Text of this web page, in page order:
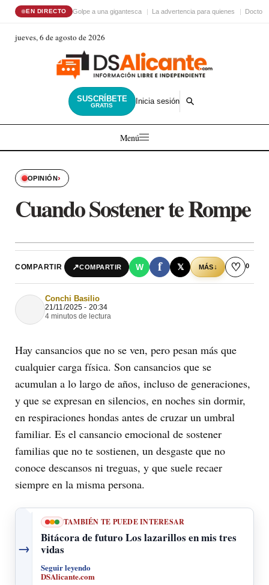
EN DIRECTO Golpe a una gigantesca La advertencia para quienes Doctor
jueves, 6 de agosto de 2026
SUSCRÍBETE
GRATIS Inicia sesión
Menú
OPINIÓN›
Cuando Sostener te Rompe
COMPARTIR ↗COMPARTIR W f 𝕏 MÁS↓ ♡ 0
Conchi Basilio
21/11/2025 - 20:34
4 minutos de lectura
Hay cansancios que no se ven, pero pesan más que
cualquier carga física. Son cansancios que se
acumulan a lo largo de años, incluso de generaciones,
y que se expresan en silencios, en noches sin dormir,
en respiraciones hondas antes de cruzar un umbral
familiar. Es el cansancio emocional de sostener
familias que no te sostienen, un desgaste que no
conoce descansos ni treguas, y que suele recaer
siempre en la misma persona.
→
TAMBIÉN TE PUEDE INTERESAR
Bitácora de futuro Los lazarillos en mis tres
vidas
Seguir leyendo
DSAlicante.com